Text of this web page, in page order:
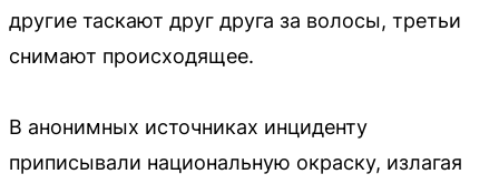
другие таскают друг друга за волосы, третьи
снимают происходящее.
В анонимных источниках инциденту
приписывали национальную окраску, излагая